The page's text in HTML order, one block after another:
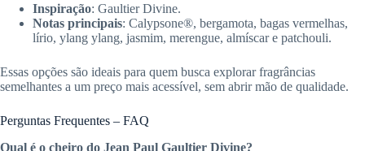
Inspiração: Gaultier Divine.
Notas principais: Calypsone®, bergamota, bagas vermelhas,
lírio, ylang ylang, jasmim, merengue, almíscar e patchouli.
Essas opções são ideais para quem busca explorar fragrâncias
semelhantes a um preço mais acessível, sem abrir mão de qualidade.
Perguntas Frequentes – FAQ
Qual é o cheiro do Jean Paul Gaultier Divine?